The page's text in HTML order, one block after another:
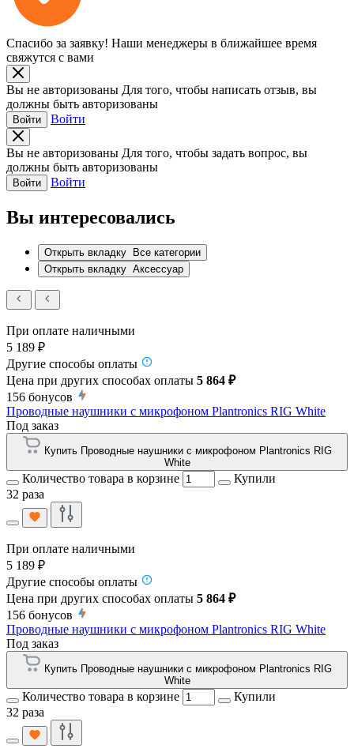
Спасибо за заявку! Наши менеджеры в ближайшее время
свяжутся с вами
Вы не авторизованы Для того, чтобы написать отзыв, вы
должны быть авторизованы
Войти Войти
Вы не авторизованы Для того, чтобы задать вопрос, вы
должны быть авторизованы
Войти Войти
Вы интересовались
Открыть вкладку
Все категории
Открыть вкладку Аксессуар
При оплате наличными
5 189 ₽
Другие способы оплаты
Цена при других способах оплаты 5 864 ₽
156 бонусов
Проводные наушники с микрофоном Plantronics RIG White
Под заказ
Купить Проводные наушники с микрофоном Plantronics RIG
White
Количество товара в корзине
Купили
32 раза
При оплате наличными
5 189 ₽
Другие способы оплаты
Цена при других способах оплаты 5 864 ₽
156 бонусов
Проводные наушники с микрофоном Plantronics RIG White
Под заказ
Купить Проводные наушники с микрофоном Plantronics RIG
White
Количество товара в корзине
Купили
32 раза